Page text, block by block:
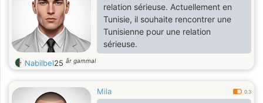
relation sérieuse. Actuellement en
Tunisie, il souhaite rencontrer une
Tunisienne pour une relation
sérieuse.
Nabilbel25 år gammal
Mila 0.3